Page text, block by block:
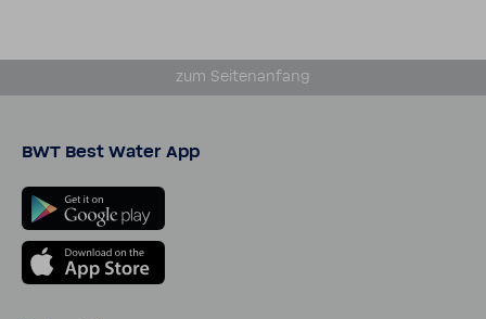
zum Seiten­an­fang
BWT Best Water App